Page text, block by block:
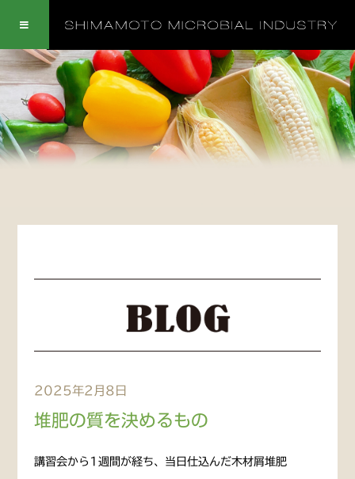
2025年2月8日
堆肥の質を決めるもの
講習会から1週間が経ち、当日仕込んだ木材屑堆肥